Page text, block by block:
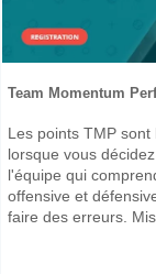
Team Momentum
Les points TMP
lorsque vous
l'équipe qui
offensive et
faire des erreurs.